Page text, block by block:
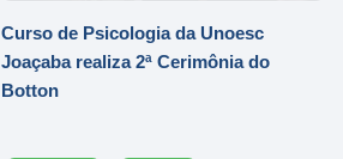
Curso de Psicologia da Unoesc
Joaçaba realiza 2ª Cerimônia do
Botton